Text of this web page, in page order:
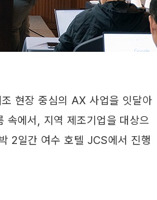
현장 중심의 AX 사업을 잇달아
속에서, 지역 제조기업을 대상으
2일간 여수 호텔 JCS에서 진행